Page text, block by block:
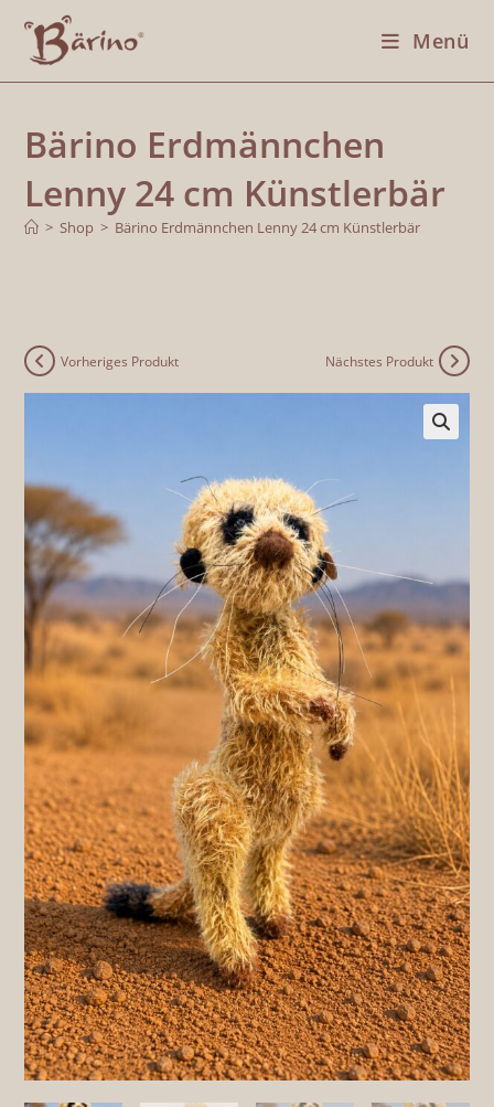
Menü
Bärino Erdmännchen
Lenny 24 cm Künstlerbär
> Shop > Bärino Erdmännchen Lenny 24 cm Künstlerbär
Vorheriges Produkt Nächstes Produkt